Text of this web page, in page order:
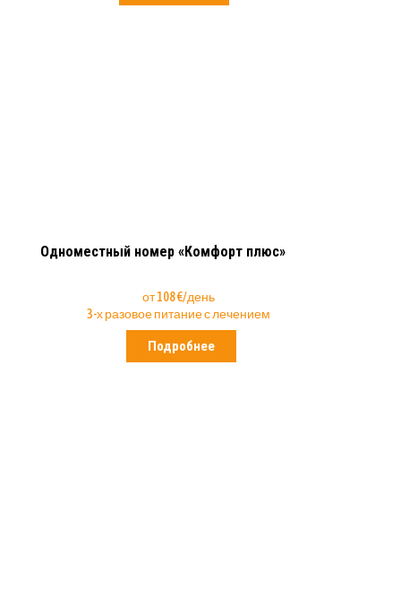
Одноместный номер «Комфорт плюс»
от 108 €/день
3-х разовое питание с лечением
Подробнее